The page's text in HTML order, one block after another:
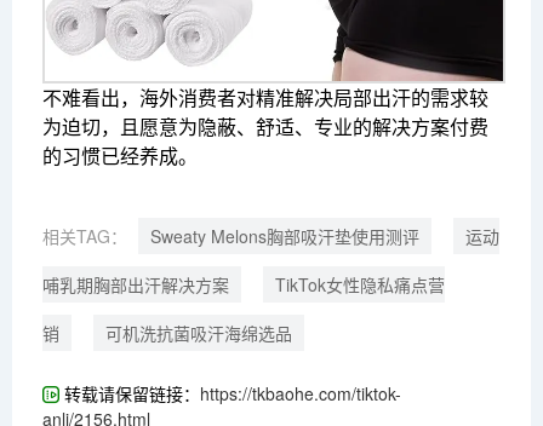
不难看出，海外消费者对精准解决局部出汗的需求较
为迫切，且愿意为隐蔽、舒适、专业的解决方案付费
的习惯已经养成。
相关TAG： Sweaty Melons胸部吸汗垫使用测评
运动
哺乳期胸部出汗解决方案
TikTok女性隐私痛点营
销
可机洗抗菌吸汗海绵选品
转载请保留链接： https://tkbaohe.com/tiktok-
anli/2156.html